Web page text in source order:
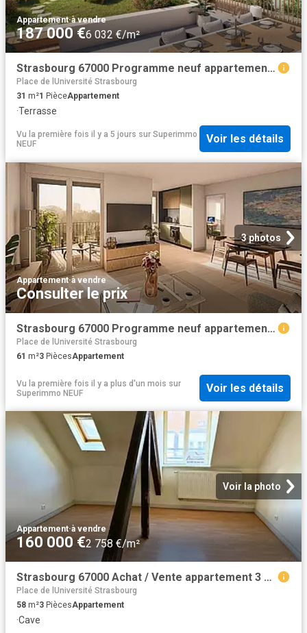
Appartement·à vendre
187 000 €6 032 €/m²
Strasbourg 67000 Programme neuf appartement neuf à vendre t1 RT 2012
Place de lUniversité Strasbourg
31 m²1 PièceAppartement
·Terrasse
Vu la première fois il y a 5 jours sur Superimmo
NEUF
Voir les détails
3 photos
Appartement·à vendre
Consulter le prix
Strasbourg 67000 Programme neuf appartement neuf à vendre t3 TVA 5,5%
Place de lUniversité Strasbourg
61 m²3 PiècesAppartement
Vu la première fois il y a plus d'un mois sur
Superimmo NEUF
Voir les détails
Voir la photo
Appartement·à vendre
160 000 €2 758 €/m²
Strasbourg 67000 Achat / Vente appartement 3 pièces t3 au dernier étage
Place de lUniversité Strasbourg
58 m²3 PiècesAppartement
·Cave